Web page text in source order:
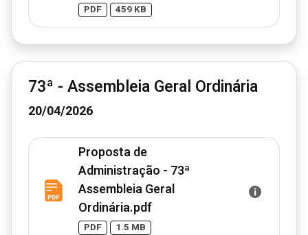
PDF 459 KB
73ª - Assembleia Geral Ordinária
20/04/2026
Proposta de
Administração - 73ª
Assembleia Geral
Ordinária.pdf
PDF 1.5 MB